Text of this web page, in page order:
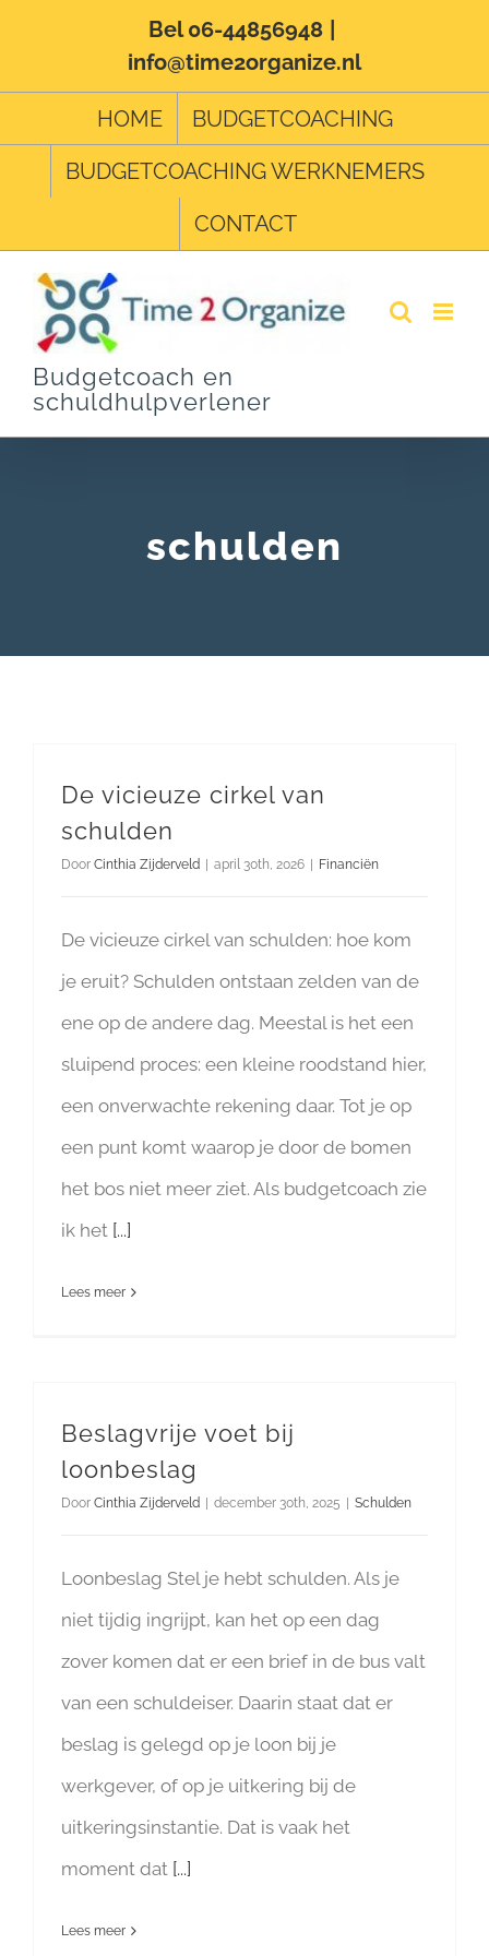
Bel 06-44856948
info@time2organize.nl
HOME
BUDGETCOACHING
BUDGETCOACHING WERKNEMERS
CONTACT
Budgetcoach en
schuldhulpverlener
schulden
De vicieuze cirkel van
schulden
Door Cinthia Zijderveld | april 30th, 2026 | Financiën
De vicieuze cirkel van schulden: hoe kom
je eruit? Schulden ontstaan zelden van de
ene op de andere dag. Meestal is het een
sluipend proces: een kleine roodstand hier,
een onverwachte rekening daar. Tot je op
een punt komt waarop je door de bomen
het bos niet meer ziet. Als budgetcoach zie
ik het [...]
Lees meer
Beslagvrije voet bij
loonbeslag
Door Cinthia Zijderveld | december 30th, 2025 | Schulden
Loonbeslag Stel je hebt schulden. Als je
niet tijdig ingrijpt, kan het op een dag
zover komen dat er een brief in de bus valt
van een schuldeiser. Daarin staat dat er
beslag is gelegd op je loon bij je
werkgever, of op je uitkering bij de
uitkeringsinstantie. Dat is vaak het
moment dat [...]
Lees meer